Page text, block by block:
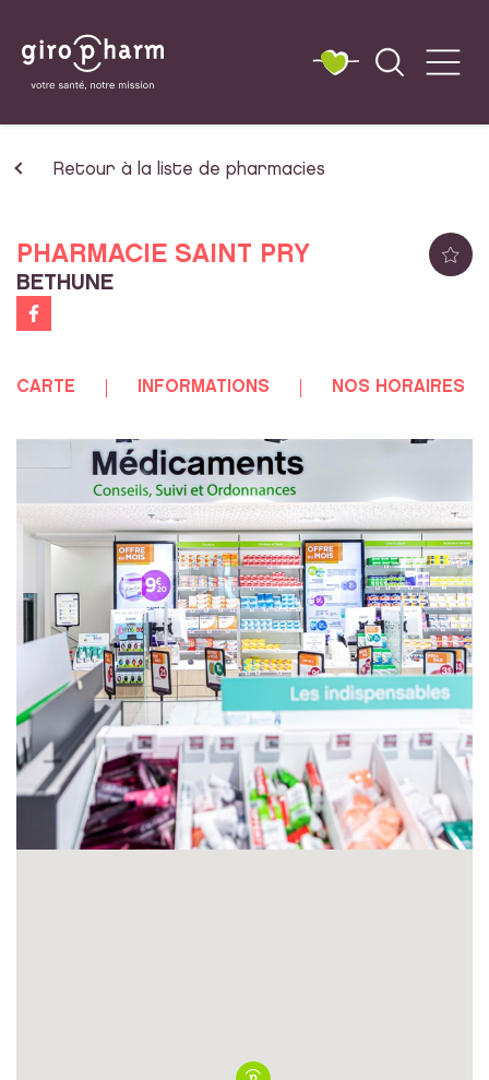
Retour à la liste de pharmacies
PHARMACIE SAINT PRY
BETHUNE
CARTE INFORMATIONS NOS HORAIRES